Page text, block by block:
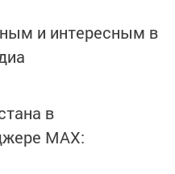
и интересным в
в
MАХ: